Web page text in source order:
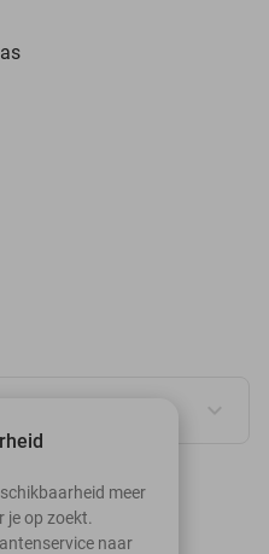
2026
Vr
meer
je op zoekt.
naar